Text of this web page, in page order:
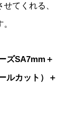
てくれる、
ズSA7mm＋
ルカット）＋